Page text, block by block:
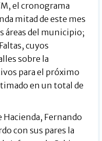
el cronograma
mitad de este mes
áreas del municipio;
cuyos
sobre la
para el próximo
en un total de
Hacienda, Fernando
con sus pares la